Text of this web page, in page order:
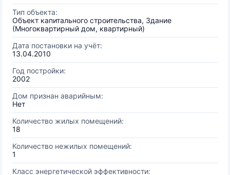
Тип объекта:
Объект капитального строительства, Здание
(Многоквартирный дом, квартирный)
Дата постановки на учёт:
13.04.2010
Год постройки:
2002
Дом признан аварийным:
Нет
Количество жилых помещений:
18
Количество нежилых помещений:
1
Класс энергетической эффективности: